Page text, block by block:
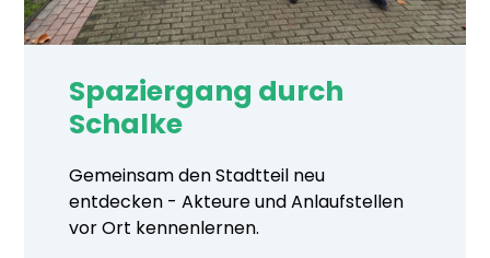
Spaziergang durch
Schalke
Gemeinsam den Stadtteil neu
entdecken - Akteure und Anlaufstellen
vor Ort kennenlernen.